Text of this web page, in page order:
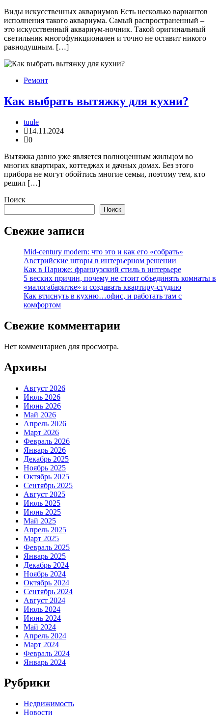
Виды искусственных аквариумов Есть несколько вариантов
исполнения такого аквариума. Самый распространенный –
это искусственный аквариум-ночник. Такой оригинальный
светильник многофункционален и точно не оставит никого
равнодушным. […]
Ремонт
Как выбрать вытяжку для кухни?
tuule
14.11.2024
0
Вытяжка давно уже является полноценным жильцом во
многих квартирах, коттеджах и дачных домах. Без этого
прибора не могут обойтись многие семьи, поэтому тем, кто
решил […]
Поиск
Поиск
Свежие записи
Mid-century modern: что это и как его «собрать»
Австрийские шторы в интерьерном решении
Как в Париже: французский стиль в интерьере
5 веских причин, почему не стоит объединять комнаты в
«малогабаритке» и создавать квартиру-студию
Как втиснуть в кухню…офис, и работать там с
комфортом
Свежие комментарии
Нет комментариев для просмотра.
Архивы
Август 2026
Июль 2026
Июнь 2026
Май 2026
Апрель 2026
Март 2026
Февраль 2026
Январь 2026
Декабрь 2025
Ноябрь 2025
Октябрь 2025
Сентябрь 2025
Август 2025
Июль 2025
Июнь 2025
Май 2025
Апрель 2025
Март 2025
Февраль 2025
Январь 2025
Декабрь 2024
Ноябрь 2024
Октябрь 2024
Сентябрь 2024
Август 2024
Июль 2024
Июнь 2024
Май 2024
Апрель 2024
Март 2024
Февраль 2024
Январь 2024
Рубрики
Недвижимость
Новости